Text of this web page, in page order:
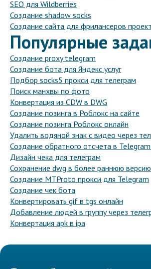
SEO для Wildberries
Создание shadow socks
Создание сайта для фрилансеров
Популярные
Создание proxy telegram
Создание бота для Яндекс услуг
Подбор socks5 прокси для телеграм
Поиск манхвы по фото
Конвертация из CDW в DWG
Создание позинга в Роблокс на сайте
Создание позинга Роблокс онлайн
Удалить водяной знак с видео через
Создание обратного отсчета в
Дизайн чека для телеграм
Сохранение dwg в более раннюю
Создание MTProto прокси для Telegram
Создание чек бота
Конвертировать gif в tgs онлайн
Добавление людей в группу через
Конвертация apk в ipa